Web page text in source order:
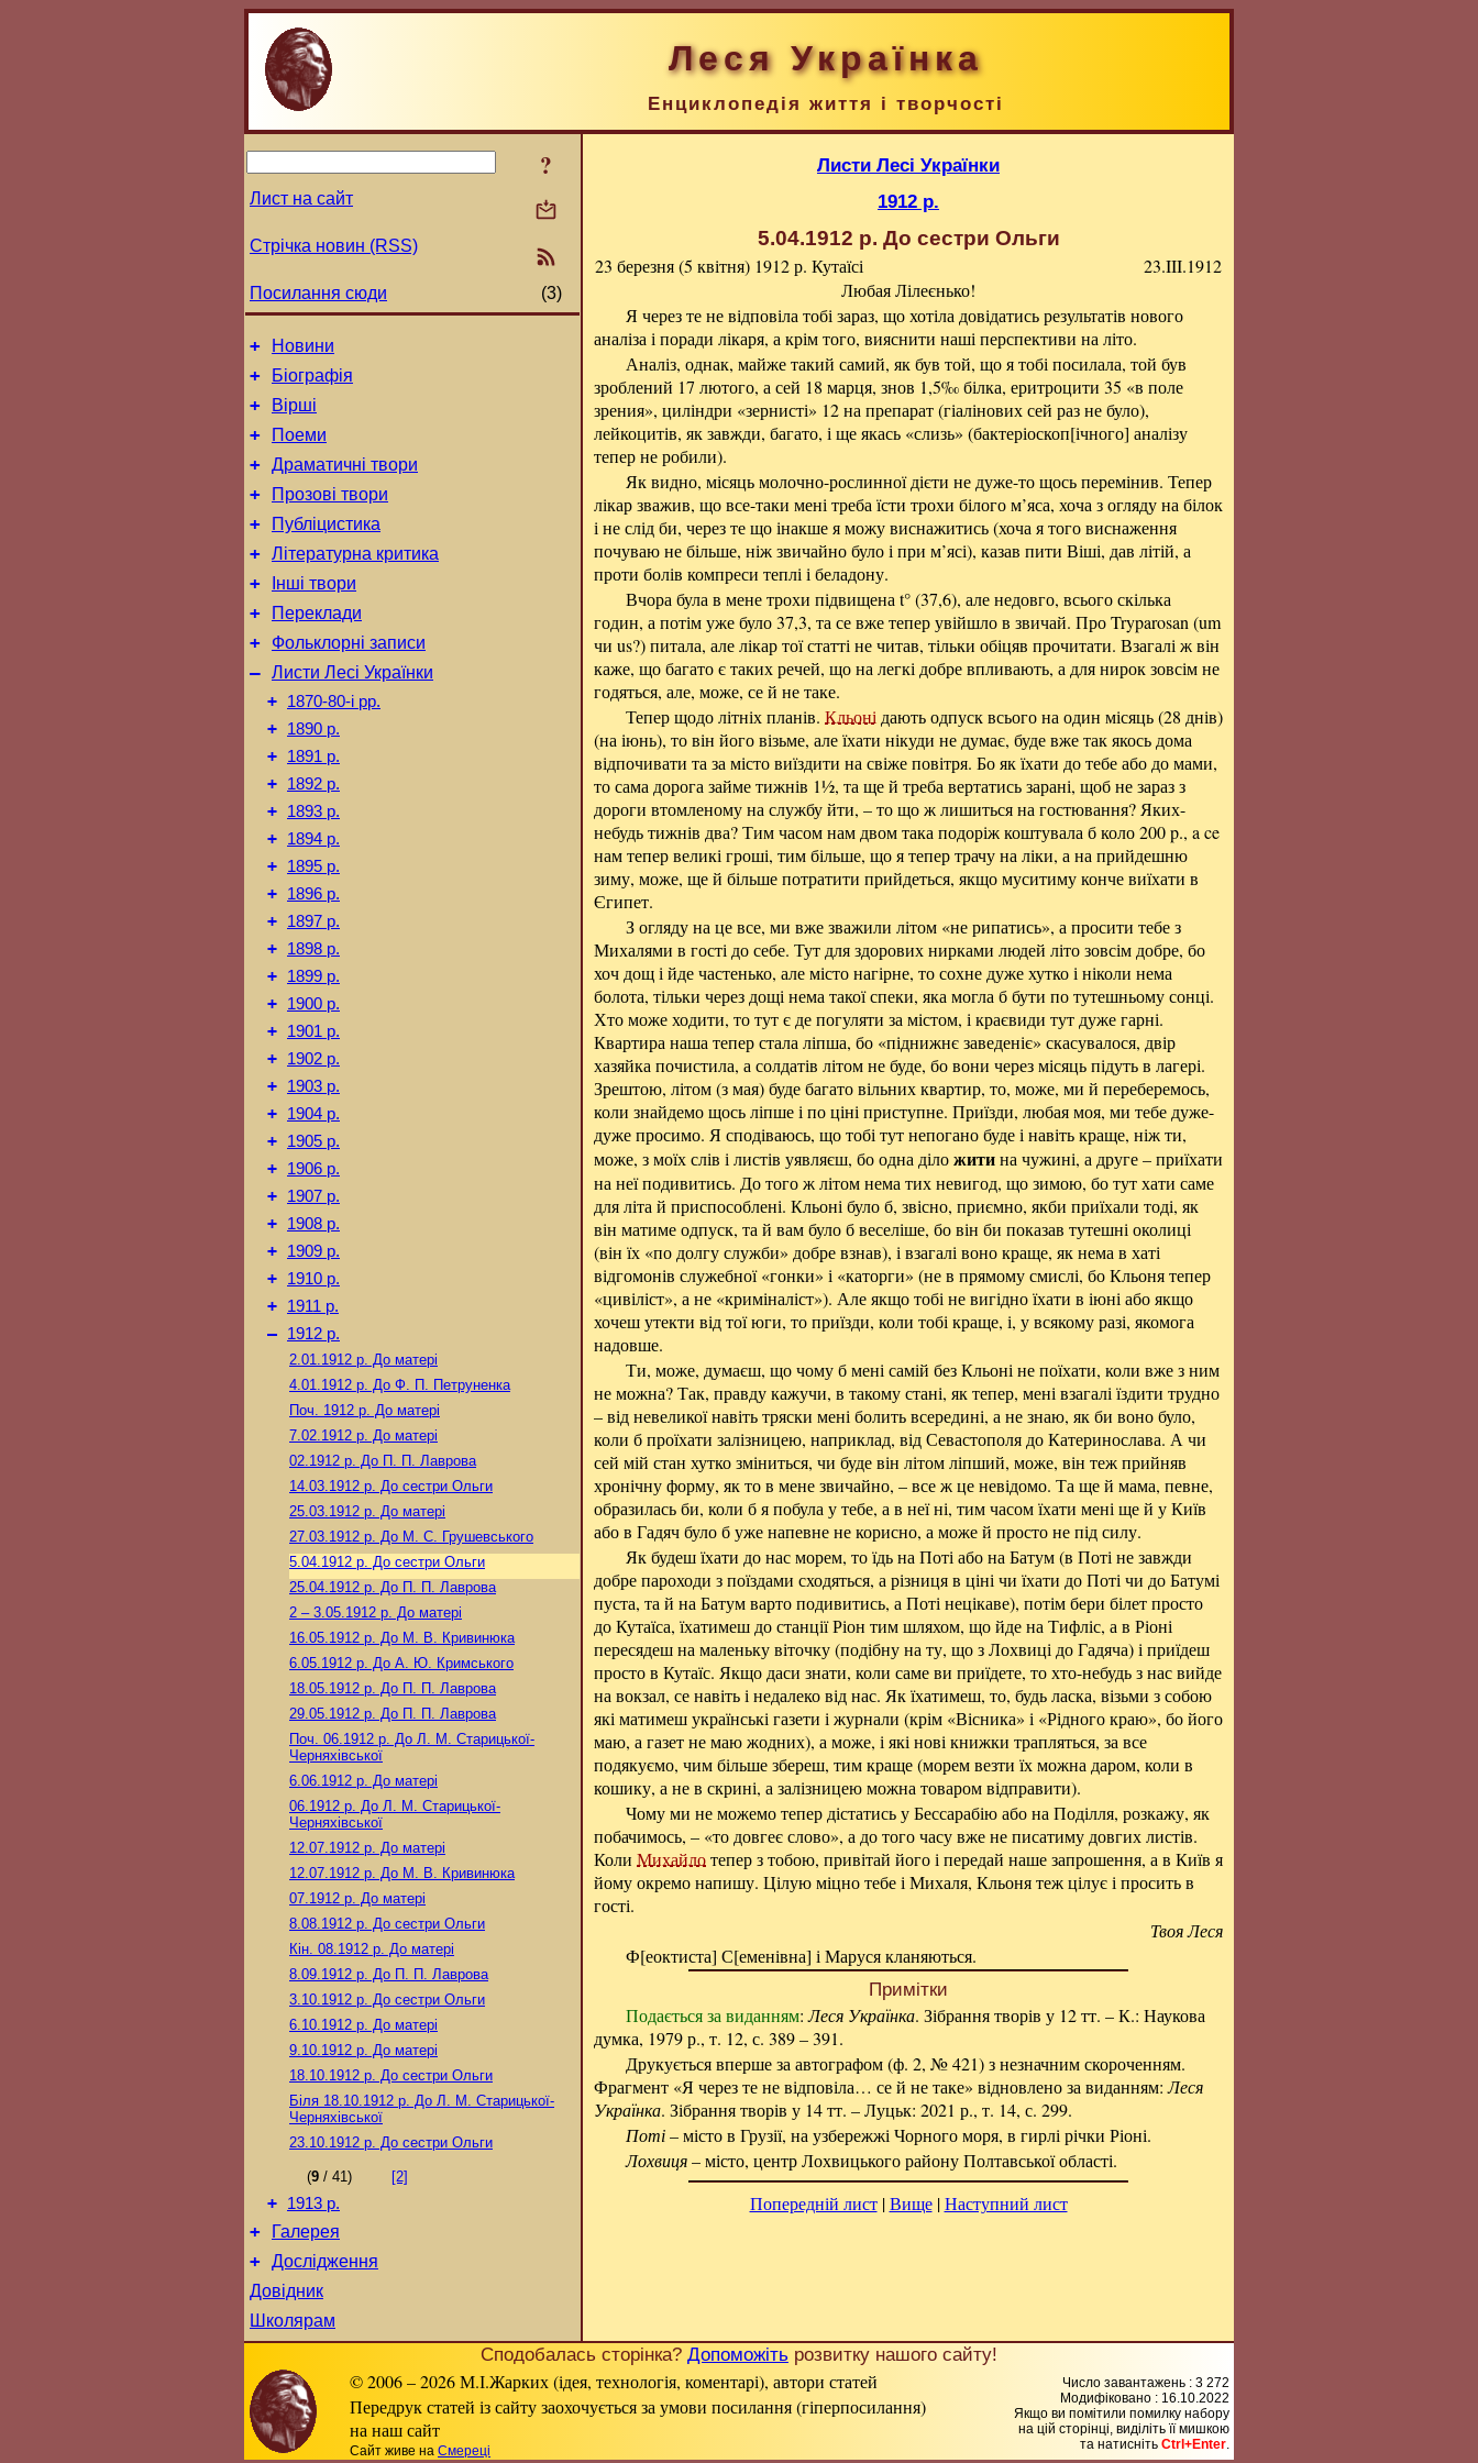
Леся Українка
Енциклопедія життя і творчості
?
Лист на сайт
Стрічка новин (RSS)
Посилання сюди (3)
+ Новини
+ Біографія
+ Вірші
+ Поеми
+ Драматичні твори
+ Прозові твори
+ Публіцистика
+ Літературна критика
+ Інші твори
+ Переклади
+ Фольклорні записи
– Листи Лесі Українки
+
1870-80-і рр.
+ 1890 р.
+ 1891 р.
+ 1892 р.
+ 1893 р.
+ 1894 р.
+ 1895 р.
+ 1896 р.
+ 1897 р.
+ 1898 р.
+ 1899 р.
+ 1900 р.
+ 1901 р.
+ 1902 р.
+ 1903 р.
+ 1904 р.
+ 1905 р.
+ 1906 р.
+ 1907 р.
+ 1908 р.
+ 1909 р.
+ 1910 р.
+ 1911 р.
– 1912 р.
2.01.1912 р. До матері
4.01.1912 р. До Ф. П. Петруненка
Поч. 1912 р. До матері
7.02.1912 р. До матері
02.1912 р. До П. П. Лаврова
14.03.1912 р. До сестри Ольги
25.03.1912 р. До матері
27.03.1912 р. До М. С. Грушевського
5.04.1912 р. До сестри Ольги
25.04.1912 р. До П. П. Лаврова
2 – 3.05.1912 р. До матері
16.05.1912 р. До М. В. Кривинюка
6.05.1912 р. До А. Ю. Кримського
18.05.1912 р. До П. П. Лаврова
29.05.1912 р. До П. П. Лаврова
Поч. 06.1912 р. До Л. М. Старицької-
Черняхівської
6.06.1912 р. До матері
06.1912 р. До Л. М. Старицької-
Черняхівської
12.07.1912 р. До матері
12.07.1912 р. До М. В. Кривинюка
07.1912 р. До матері
8.08.1912 р. До сестри Ольги
Кін. 08.1912 р. До матері
8.09.1912 р. До П. П. Лаврова
3.10.1912 р. До сестри Ольги
6.10.1912 р. До матері
9.10.1912 р. До матері
18.10.1912 р. До сестри Ольги
Біля 18.10.1912 р. До Л. М. Старицької-
Черняхівської
23.10.1912 р. До сестри Ольги
(9 / 41) [2]
+ 1913 р.
+ Галерея
+ Дослідження
Довідник
Школярам
Листи Лесі Українки
1912 р.
5.04.1912 р. До сестри Ольги
23 березня (5 квітня) 1912 р. Кутаїсі
23.III.1912
Любая Лілеєнько!
Я через те не відповіла тобі зараз, що хотіла довідатись результатів нового
аналіза і поради лікаря, а крім того, вияснити наші перспективи на літо.
Аналіз, однак, майже такий самий, як був той, що я тобі посилала, той був
зроблений 17 лютого, а сей 18 марця, знов 1,5‰ білка, еритроцити 35 «в поле
зрения», циліндри «зернисті» 12 на препарат (гіалінових сей раз не було),
лейкоцитів, як завжди, багато, і ще якась «слизь» (бактеріоскоп[ічного] аналізу
тепер не робили).
Як видно, місяць молочно-рослинної дієти не дуже-то щось перемінив. Тепер
лікар зважив, що все-таки мені треба їсти трохи білого м’яса, хоча з огляду на білок
і не слід би, через те що інакше я можу виснажитись (хоча я того виснаження
почуваю не більше, ніж звичайно було і при м’ясі), казав пити Віші, дав літій, а
проти болів компреси теплі і беладону.
Вчора була в мене трохи підвищена t° (37,6), але недовго, всього скілька
годин, а потім уже було 37,3, та се вже тепер увійшло в звичай. Про Tryparosan (um
чи us?) питала, але лікар тої статті не читав, тільки обіцяв прочитати. Взагалі ж він
каже, що багато є таких речей, що на легкі добре впливають, а для нирок зовсім не
годяться, але, може, се й не таке.
Тепер щодо літніх планів. Кльоні дають одпуск всього на один місяць (28 днів)
(на іюнь), то він його візьме, але їхати нікуди не думає, буде вже так якось дома
відпочивати та за місто виїздити на свіже повітря. Бо як їхати до тебе або до мами,
то сама дорога займе тижнів 1½, та ще й треба вертатись зарані, щоб не зараз з
дороги втомленому на службу йти, – то що ж лишиться на гостювання? Яких-
небудь тижнів два? Тим часом нам двом така подоріж коштувала б коло 200 p., a ce
нам тепер великі гроші, тим більше, що я тепер трачу на ліки, а на прийдешню
зиму, може, ще й більше потратити прийдеться, якщо муситиму конче виїхати в
Єгипет.
З огляду на це все, ми вже зважили літом «не рипатись», а просити тебе з
Михалями в гості до себе. Тут для здорових нирками людей літо зовсім добре, бо
хоч дощ і йде частенько, але місто нагірне, то сохне дуже хутко і ніколи нема
болота, тільки через дощі нема такої спеки, яка могла б бути по тутешньому сонці.
Хто може ходити, то тут є де погуляти за містом, і краєвиди тут дуже гарні.
Квартира наша тепер стала ліпша, бо «піднижнє заведеніє» скасувалося, двір
хазяйка почистила, а солдатів літом не буде, бо вони через місяць підуть в лагері.
Зрештою, літом (з мая) буде багато вільних квартир, то, може, ми й переберемось,
коли знайдемо щось ліпше і по ціні приступне. Приїзди, любая моя, ми тебе дуже-
дуже просимо. Я сподіваюсь, що тобі тут непогано буде і навіть краще, ніж ти,
може, з моїх слів і листів уявляєш, бо одна діложитина чужині, а друге – приїхати
на неї подивитись. До того ж літом нема тих невигод, що зимою, бо тут хати саме
для літа й приспособлені. Кльоні було б, звісно, приємно, якби приїхали тоді, як
він матиме одпуск, та й вам було б веселіше, бо він би показав тутешні околиці
(він їх «по долгу служби» добре взнав), і взагалі воно краще, як нема в хаті
відгомонів служебної «гонки» і «каторги» (не в прямому смислі, бо Кльоня тепер
«цивіліст», а не «криміналіст»). Але якщо тобі не вигідно їхати в іюні або якщо
хочеш утекти від тої юги, то приїзди, коли тобі краще, і, у всякому разі, якомога
надовше.
Ти, може, думаєш, що чому б мені самій без Кльоні не поїхати, коли вже з ним
не можна? Так, правду кажучи, в такому стані, як тепер, мені взагалі їздити трудно
– від невеликої навіть тряски мені болить всередині, а не знаю, як би воно було,
коли б проїхати залізницею, наприклад, від Севастополя до Катеринослава. А чи
сей мій стан хутко зміниться, чи буде він літом ліпший, може, він теж прийняв
хронічну форму, як то в мене звичайно, – все ж це невідомо. Та ще й мама, певне,
образилась би, коли б я побула у тебе, а в неї ні, тим часом їхати мені ще й у Київ
або в Гадяч було б уже напевне не корисно, а може й просто не під силу.
Як будеш їхати до нас морем, то їдь на Поті або на Батум (в Поті не завжди
добре пароходи з поїздами сходяться, а різниця в ціні чи їхати до Поті чи до Батумі
пуста, та й на Батум варто подивитись, а Поті нецікаве), потім бери білет просто
до Кутаїса, їхатимеш до станції Ріон тим шляхом, що йде на Тифліс, а в Ріоні
пересядеш на маленьку віточку (подібну на ту, що з Лохвиці до Гадяча) і приїдеш
просто в Кутаїс. Якщо даси знати, коли саме ви приїдете, то хто-небудь з нас вийде
на вокзал, се навіть і недалеко від нас. Як їхатимеш, то, будь ласка, візьми з собою
які матимеш українські газети і журнали (крім «Вісника» і «Рідного краю», бо його
маю, а газет не маю жодних), а може, і які нові книжки трапляться, за все
подякуємо, чим більше збереш, тим краще (морем везти їх можна даром, коли в
кошику, а не в скрині, а залізницею можна товаром відправити).
Чому ми не можемо тепер дістатись у Бессарабію або на Поділля, розкажу, як
побачимось, – «то довгеє слово», а до того часу вже не писатиму довгих листів.
Коли Михайлотепер з тобою, привітай його і передай наше запрошення, а в Київ я
йому окремо напишу. Цілую міцно тебе і Михаля, Кльоня теж цілує і просить в
гості.
Твоя Леся
Ф[еоктиста] С[еменівна] і Маруся кланяються.
Примітки
Подається за виданням:Леся Українка. Зібрання творів у 12 тт. – К.: Наукова
думка, 1979 р., т. 12, с. 389 – 391.
Друкується вперше за автографом (ф. 2, № 421) з незначним скороченням.
Фрагмент «Я через те не відповіла… се й не таке» відновлено за виданням:Леся
Українка. Зібрання творів у 14 тт. – Луцьк: 2021 р., т. 14, с. 299.
Поті– місто в Грузії, на узбережжі Чорного моря, в гирлі річки Ріоні.
Лохвиця– місто, центр Лохвицького району Полтавської області.
Попередній лист|Вище|Наступний лист
Сподобалась сторінка? Допоможіть розвитку нашого сайту!
© 2006 – 2026 М.І.Жарких (ідея, технологія, коментарі), автори статей
Передрук статей із сайту заохочується за умови посилання (гіперпосилання)
на наш сайт
Сайт живе на Смереці
Число завантажень : 3 272
Модифіковано : 16.10.2022
Якщо ви помітили помилку набору
на цiй сторiнцi, видiлiть її мишкою
та натисніть Ctrl+Enter.